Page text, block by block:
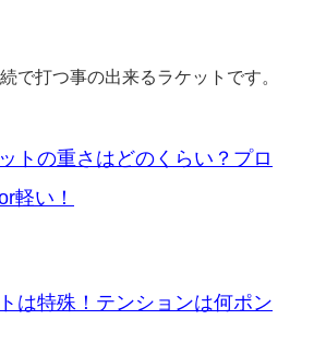
で打つ事の出来るラケットです。
トの重さはどのくらい？プロ
軽い！
は特殊！テンションは何ポン